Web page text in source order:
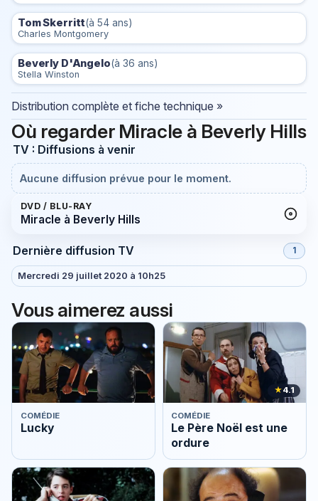
Tom Skerritt(à 54 ans)
Charles Montgomery
Beverly D'Angelo(à 36 ans)
Stella Winston
Distribution complète et fiche technique »
Où regarder Miracle à Beverly Hills
TV : Diffusions à venir
Aucune diffusion prévue pour le moment.
DVD / BLU-RAY
Miracle à Beverly Hills
Dernière diffusion TV 1
Mercredi 29 juillet 2020 à 10h25
Vous aimerez aussi
COMÉDIE
Lucky
★4.1
COMÉDIE
Le Père Noël est une
ordure